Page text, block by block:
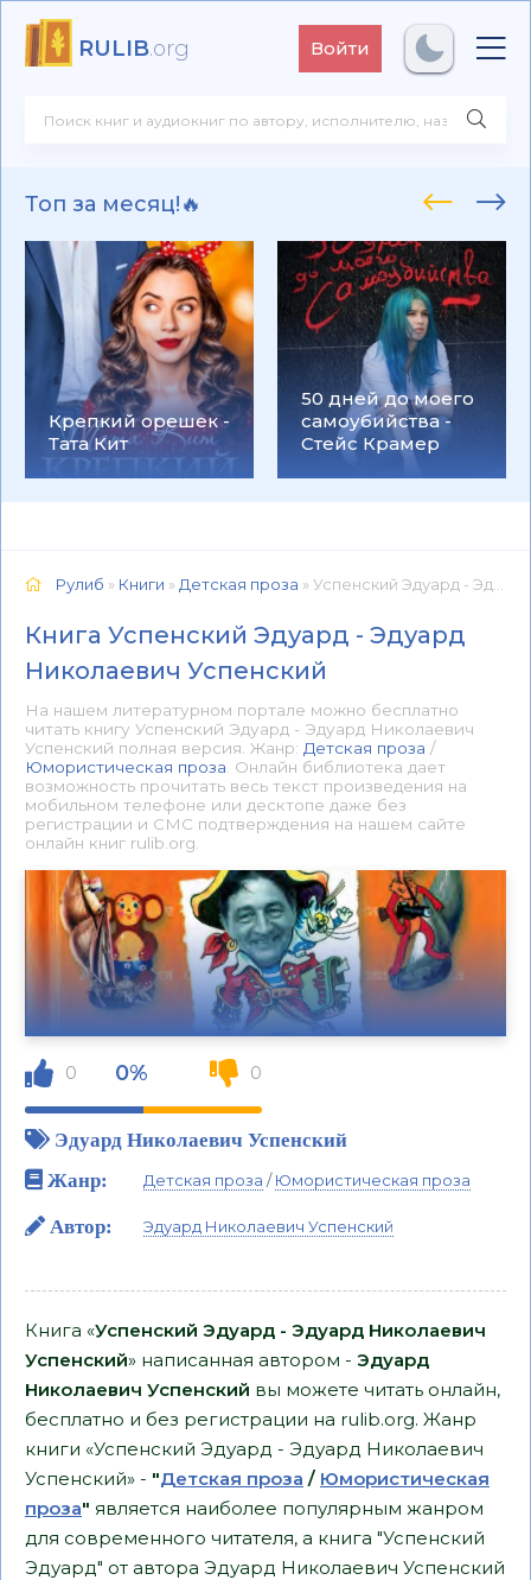
RULIB.org Войти
Топ за месяц!🔥
Крепкий орешек -
Тата Кит
50 дней до моего
самоубийства -
Стейс Крамер
Рулиб » Книги » Детская проза » Успенский Эдуард - Эдуард Николаевич Успенский 📕 - Книга онлайн бесплатно
Книга Успенский Эдуард - Эдуард
Николаевич Успенский
На нашем литературном портале можно бесплатно
читать книгу Успенский Эдуард - Эдуард Николаевич
Успенский полная версия. Жанр: Детская проза /
Юмористическая проза . Онлайн библиотека дает
возможность прочитать весь текст произведения на
мобильном телефоне или десктопе даже без
регистрации и СМС подтверждения на нашем сайте
онлайн книг rulib.org.
0 0% 0
Эдуард Николаевич Успенский
Жанр:
Детская проза /Юмористическая проза
Автор: Эдуард Николаевич Успенский
Книга «Успенский Эдуард - Эдуард Николаевич
Успенский» написанная автором - Эдуард
Николаевич Успенский вы можете читать онлайн,
бесплатно и без регистрации на rulib.org. Жанр
книги «Успенский Эдуард - Эдуард Николаевич
Успенский» - "Детская проза / Юмористическая
проза" является наиболее популярным жанром
для современного читателя, а книга "Успенский
Эдуард" от автора Эдуард Николаевич Успенский